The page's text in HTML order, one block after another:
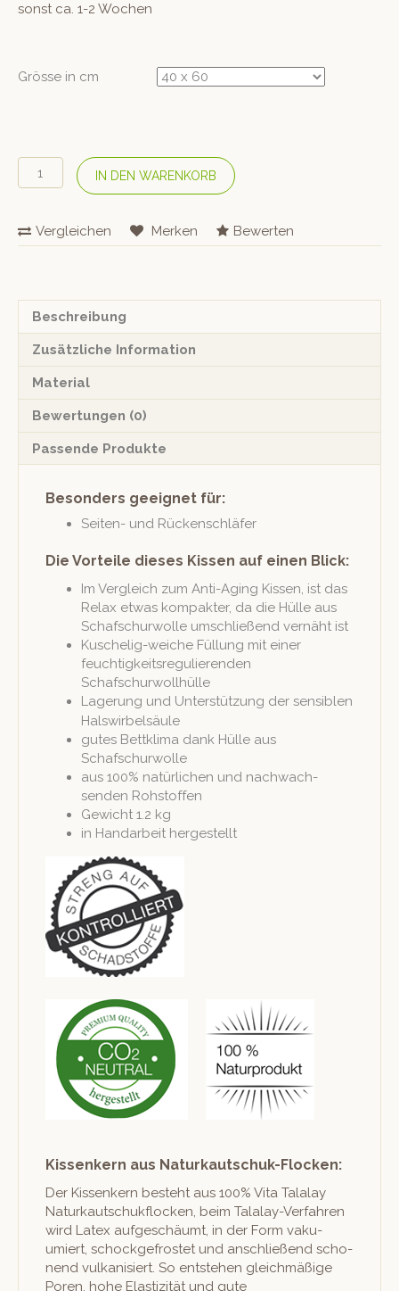
sonst ca. 1-2 Wochen
Grösse in cm
SAMINA
Kissen
Menge
IN DEN WARENKORB
Vergleichen Merken Bewerten
Beschreibung
Zusätzliche Information
Material
Bewertungen (0)
Passende Produkte
Besonders geeignet für:
Seit­en- und Rückenschläfer
Die Vorteile dieses Kissen auf einen Blick:
Im Ver­gle­ich zum Anti-Aging Kissen, ist das
Relax etwas kom­pak­ter, da die Hülle aus
Schaf­schur­wolle umschließend vernäht ist
Kusche­lig-weiche Fül­lung mit ein­er
feuchtigkeit­sreg­ulieren­den
Schafschurwollhülle
Lagerung und Unter­stützung der sen­si­blen
Halswirbelsäule
gutes Bet­tk­li­ma dank Hülle aus
Schafschurwolle
aus 100% natür­lichen und nachwach­
senden Rohstoffen
Gewicht 1.2 kg
in Han­dar­beit hergestellt
Kissenkern aus Naturkautschuk-Flocken:
Der Kissenkern beste­ht aus 100% Vita Talalay
Naturkautschuk­flock­en, beim Talalay-Ver­fahren
wird Latex aufgeschäumt, in der Form vaku­
umiert, schock­ge­frostet und anschließend scho­
nend vulka­nisiert. So entste­hen gle­ich­mäßige
Poren, hohe Elas­tiz­ität und gute